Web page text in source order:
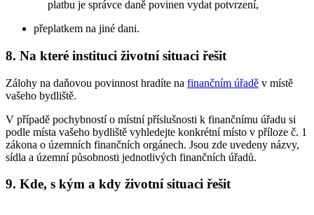
platbu je správce daně povinen vydat potvrzení,
přeplatkem na jiné dani.
8. Na které instituci životní situaci řešit
Zálohy na daňovou povinnost hradíte na finančním úřadě v místě
vašeho bydliště.
V případě pochybností o místní příslušnosti k finančnímu úřadu si
podle místa vašeho bydliště vyhledejte konkrétní místo v příloze č. 1
zákona o územních finančních orgánech. Jsou zde uvedeny názvy,
sídla a územní působnosti jednotlivých finančních úřadů.
9. Kde, s kým a kdy životní situaci řešit